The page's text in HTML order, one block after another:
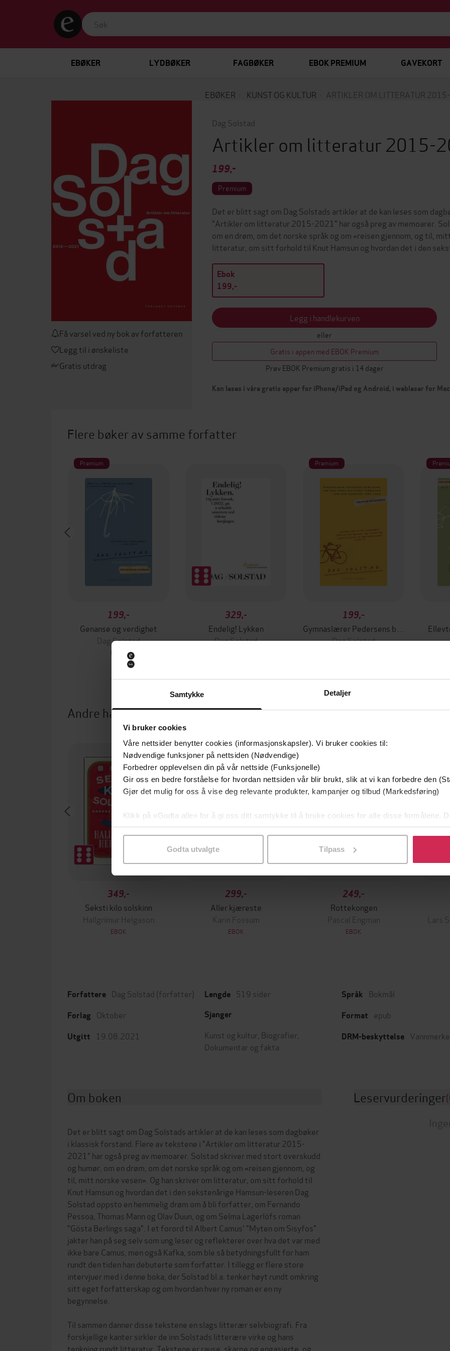
Samtykke Detaljer
Vi bruker cookies
Våre nettsider benytter cookies (informasjonskapsler). Vi bruker cookies til:
Nødvendige funksjoner på nettsiden (Nødvendige)
Forbedrer opplevelsen din på vår nettside (Funksjonelle)
Gir oss en bedre forståelse for hvordan nettsiden vår blir brukt, slik at vi kan forbedre den
Gjør det mulig for oss å vise deg relevante produkter, kampanjer og tilbud (Markedsføring)
Klikk på «Godta alle» for å gi oss ditt samtykke til å bruke cookies for alle disse formålene.
samtykke til spesifikke formål ved å klikke på «Tilpass». Du kan når som helst trekke
Godta utvalgte Tilpass
EBØKER LYDBØKER FAGBØKER EBOK PREMIUM GAVEKORT
EBØKER KUNST OG KULTUR ARTIKLER OM LITTERATUR
Få varsel ved ny bok av forfatteren
Legg til i ønskeliste
Gratis utdrag
Dag Solstad
Artikler om litteratur 2015-
199,-
Premium
Det er blitt sagt om Dag Solstads artikler at de kan leses som
"Artikler om litteratur 2015-2021" har også preg av memoarer.
om en drøm, om det norske språk og om «reisen gjennom, og til,
litteratur, om sitt forhold til Knut Hamsun og hvordan det i den
Ebok
199,-
Legg i handlekurven
eller
Gratis i appen med EBOK Premium
Prøv EBOK Premium gratis i 14 dager
Kan leses i våre gratis apper for iPhone/iPad og Android, i webleser for
Flere bøker av samme forfatter
Premium
199,-
Genanse og verdighet
Dag Solstad
EBOK
329,-
Endelig! Lykken
Dag Solstad
Premium
199,-
Dag Solstad
Andre har også kjøpt
349,-
Seksti kilo solskinn
Hallgrímur Helgason
EBOK
299,-
Aller kjæreste
Karin Fossum
EBOK
249,-
Rottekongen
Pascal Engman
EBOK
Lars
Forfattere Dag Solstad (forfatter)
Forlag Oktober
Utgitt 19.08.2021
Lengde 519 sider
Sjanger
Kunst og kultur Biografier
Dokumentar og fakta
Språk Bokmål
Format epub
DRM-beskyttelse
Om boken
Det er blitt sagt om Dag Solstads artikler at de kan leses som dagbøker
i klassisk forstand. Flere av tekstene i "Artikler om litteratur 2015-
2021" har også preg av memoarer. Solstad skriver med stort overskudd
og humør, om en drøm, om det norske språk og om «reisen gjennom, og
til, mitt norske vesen». Og han skriver om litteratur, om sitt forhold til
Knut Hamsun og hvordan det i den sekstenårige Hamsun-leseren Dag
Solstad oppsto en hemmelig drøm om å bli forfatter, om Fernando
Pessoa, Thomas Mann og Olav Duun, og om Selma Lagerlöfs roman
"Gösta Berlings saga". I et forord til Albert Camus' "Myten om Sisyfos"
jakter han på seg selv som ung leser og reflekterer over hva det var med
ikke bare Camus, men også Kafka, som ble så betydningsfullt for ham
rundt den tiden han debuterte som forfatter. I tillegg er flere store
intervjuer med i denne boka, der Solstad bl.a. tenker høyt rundt omkring
sitt eget forfatterskap og om hvordan hver ny roman er en ny
begynnelse.
Til sammen danner disse tekstene en slags litterær selvbiografi. Fra
forskjellige kanter sirkler de inn Solstads litterære virke og hans
tenkning rundt litteratur. Tekstene er rause, skarpe og engasjerte, og
Leservurderinger